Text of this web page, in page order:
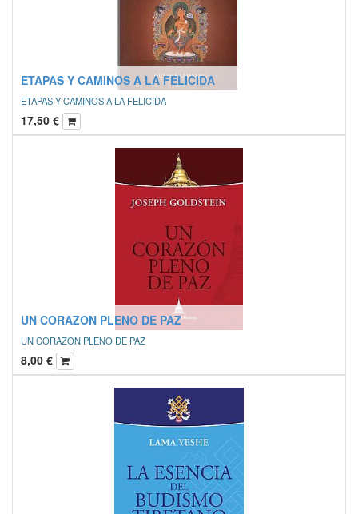
ETAPAS Y CAMINOS A LA FELICIDA
ETAPAS Y CAMINOS A LA FELICIDA
17,50 €
UN CORAZON PLENO DE PAZ
UN CORAZON PLENO DE PAZ
8,00 €